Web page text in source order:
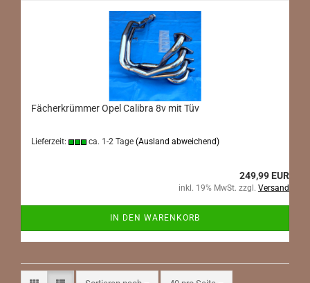
Fächerkrümmer Opel Calibra 8v mit Tüv
Lieferzeit: ca. 1-2 Tage (Ausland abweichend)
249,99 EUR
inkl. 19% MwSt. zzgl. Versand
IN DEN WARENKORB